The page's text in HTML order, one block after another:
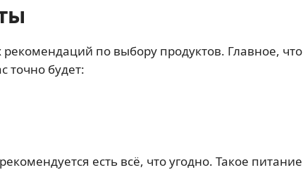
по выбору продуктов. Главное, что
точно будет:
есть всё, что угодно. Такое питание